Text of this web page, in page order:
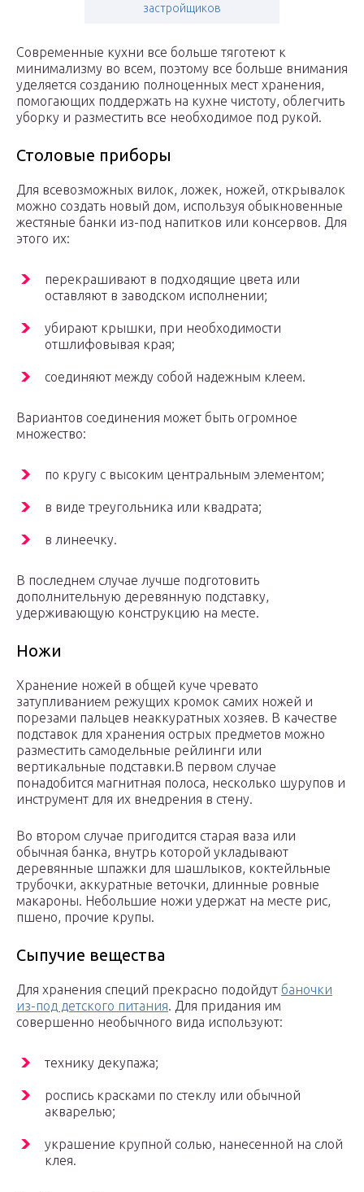
застройщиков
Современные кухни все больше тяготеют к
минимализму во всем, поэтому все больше внимания
уделяется созданию полноценных мест хранения,
помогающих поддержать на кухне чистоту, облегчить
уборку и разместить все необходимое под рукой.
Столовые приборы
Для всевозможных вилок, ложек, ножей, открывалок
можно создать новый дом, используя обыкновенные
жестяные банки из-под напитков или консервов. Для
этого их:
перекрашивают в подходящие цвета или
оставляют в заводском исполнении;
убирают крышки, при необходимости
отшлифовывая края;
соединяют между собой надежным клеем.
Вариантов соединения может быть огромное
множество:
по кругу с высоким центральным элементом;
в виде треугольника или квадрата;
в линеечку.
В последнем случае лучше подготовить
дополнительную деревянную подставку,
удерживающую конструкцию на месте.
Ножи
Хранение ножей в общей куче чревато
затупливанием режущих кромок самих ножей и
порезами пальцев неаккуратных хозяев. В качестве
подставок для хранения острых предметов можно
разместить самодельные рейлинги или
вертикальные подставки.В первом случае
понадобится магнитная полоса, несколько шурупов и
инструмент для их внедрения в стену.
Во втором случае пригодится старая ваза или
обычная банка, внутрь которой укладывают
деревянные шпажки для шашлыков, коктейльные
трубочки, аккуратные веточки, длинные ровные
макароны. Небольшие ножи удержат на месте рис,
пшено, прочие крупы.
Сыпучие вещества
Для хранения специй прекрасно подойдут баночки
из-под детского питания. Для придания им
совершенно необычного вида используют:
технику декупажа;
роспись красками по стеклу или обычной
акварелью;
украшение крупной солью, нанесенной на слой
клея.